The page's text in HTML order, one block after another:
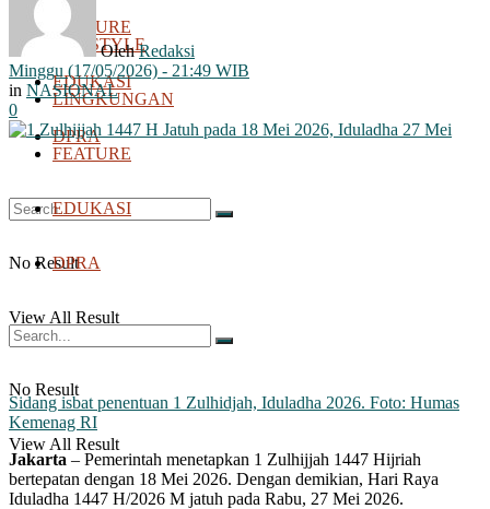
FEATURE
EDUKASI
DPRA
No Result
View All Result
LIFESTYLE
LINGKUNGAN
FEATURE
EDUKASI
DPRA
No Result
View All Result
Oleh Redaksi
Minggu (17/05/2026) - 21:49 WIB
in NASIONAL
0
Sidang isbat penentuan 1 Zulhidjah, Iduladha 2026. Foto: Humas
Kemenag RI
Jakarta – Pemerintah menetapkan 1 Zulhijjah 1447 Hijriah
bertepatan dengan 18 Mei 2026. Dengan demikian, Hari Raya
Iduladha 1447 H/2026 M jatuh pada Rabu, 27 Mei 2026.